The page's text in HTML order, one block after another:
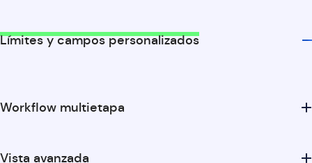
Límites y campos personalizados
Workflow multietapa
Vista avanzada